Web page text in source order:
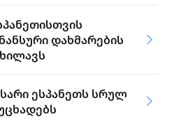
დახმარების
ესპანეთს სრულ